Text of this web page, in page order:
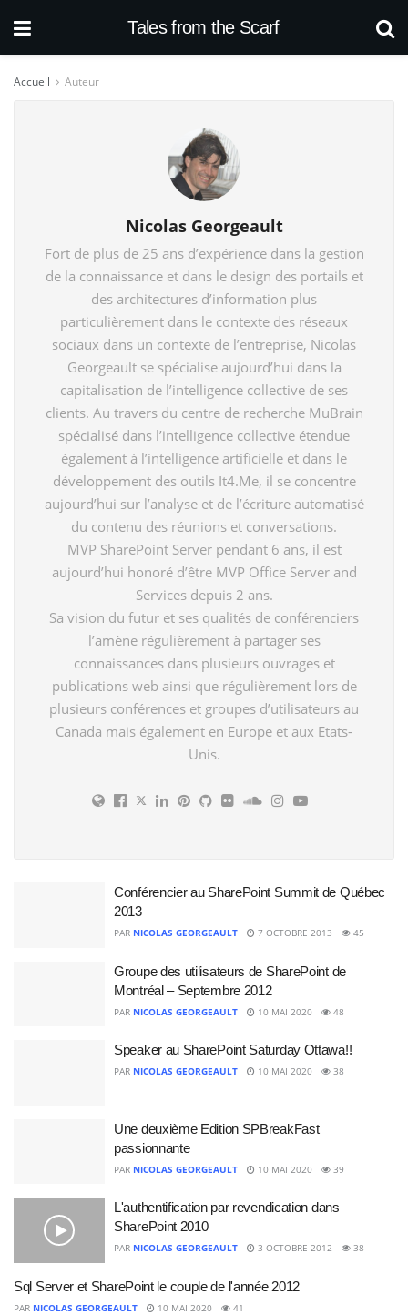
Tales from the Scarf
Accueil Auteur
Nicolas Georgeault
Fort de plus de 25 ans d’expérience dans la gestion
de la connaissance et dans le design des portails et
des architectures d’information plus
particulièrement dans le contexte des réseaux
sociaux dans un contexte de l’entreprise, Nicolas
Georgeault se spécialise aujourd’hui dans la
capitalisation de l’intelligence collective de ses
clients. Au travers du centre de recherche MuBrain
spécialisé dans l’intelligence collective étendue
également à l’intelligence artificielle et dans le
développement des outils It4.Me, il se concentre
aujourd’hui sur l’analyse et de l’écriture automatisé
du contenu des réunions et conversations.
MVP SharePoint Server pendant 6 ans, il est
aujourd’hui honoré d’être MVP Office Server and
Services depuis 2 ans.
Sa vision du futur et ses qualités de conférenciers
l’amène régulièrement à partager ses
connaissances dans plusieurs ouvrages et
publications web ainsi que régulièrement lors de
plusieurs conférences et groupes d’utilisateurs au
Canada mais également en Europe et aux Etats-
Unis.
Conférencier au SharePoint Summit de Québec
2013
PAR NICOLAS GEORGEAULT 7 OCTOBRE 2013 45
Groupe des utilisateurs de SharePoint de
Montréal – Septembre 2012
PAR NICOLAS GEORGEAULT 10 MAI 2020 48
Speaker au SharePoint Saturday Ottawa!!
PAR NICOLAS GEORGEAULT 10 MAI 2020 38
Une deuxième Edition SPBreakFast
passionnante
PAR NICOLAS GEORGEAULT 10 MAI 2020 39
L'authentification par revendication dans
SharePoint 2010
PAR NICOLAS GEORGEAULT 3 OCTOBRE 2012 38
Sql Server et SharePoint le couple de l'année 2012
PAR NICOLAS GEORGEAULT 10 MAI 2020 41